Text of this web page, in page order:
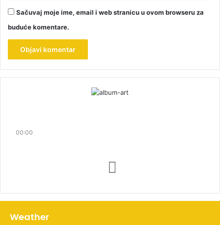
Sačuvaj moje ime, email i web stranicu u ovom browseru za
buduće komentare.
00:00
Weather